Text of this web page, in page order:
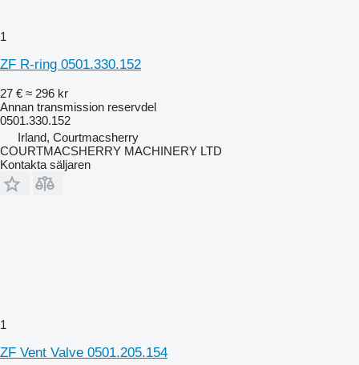
1
ZF R-ring 0501.330.152
27 € ≈ 296 kr
Annan transmission reservdel
0501.330.152
Irland, Courtmacsherry
COURTMACSHERRY MACHINERY LTD
Kontakta säljaren
1
ZF Vent Valve 0501.205.154